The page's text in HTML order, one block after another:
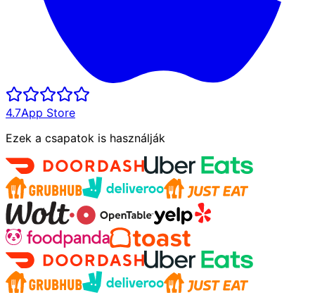
4.7App Store
Ezek a csapatok is használják